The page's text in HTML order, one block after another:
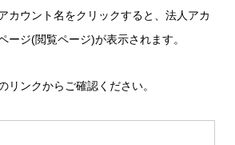
カウント名をクリックすると、法人アカ
ージ(閲覧ページ)が表示されます。
リンクからご確認ください。